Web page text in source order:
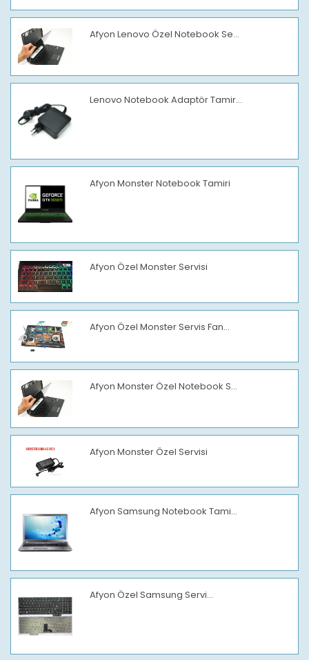
Afyon Lenovo Özel Notebook Se...
Lenovo Notebook Adaptör Tamir...
Afyon Monster Notebook Tamiri
Afyon Özel Monster Servisi
Afyon Özel Monster Servis Fan...
Afyon Monster Özel Notebook S...
Afyon Monster Özel Servisi
Afyon Samsung Notebook Tami...
Afyon Özel Samsung Servi...